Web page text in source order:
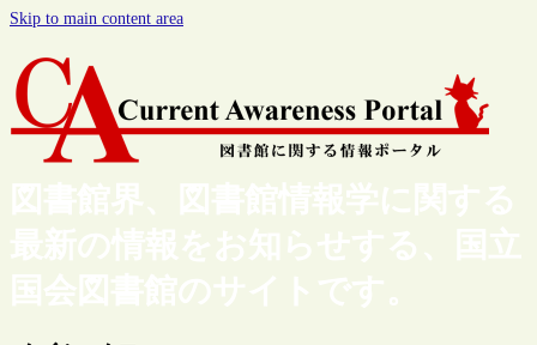
Skip to main content area
図書館界、図書館情報学に関する
最新の情報をお知らせする、国立
国会図書館のサイトです。